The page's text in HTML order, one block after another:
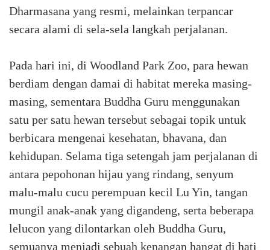
Dharmasana yang resmi, melainkan terpancar
secara alami di sela-sela langkah perjalanan.
Pada hari ini, di Woodland Park Zoo, para hewan
berdiam dengan damai di habitat mereka masing-
masing, sementara Buddha Guru menggunakan
satu per satu hewan tersebut sebagai topik untuk
berbicara mengenai kesehatan, bhavana, dan
kehidupan. Selama tiga setengah jam perjalanan di
antara pepohonan hijau yang rindang, senyum
malu-malu cucu perempuan kecil Lu Yin, tangan
mungil anak-anak yang digandeng, serta beberapa
lelucon yang dilontarkan oleh Buddha Guru,
semuanya menjadi sebuah kenangan hangat di hati